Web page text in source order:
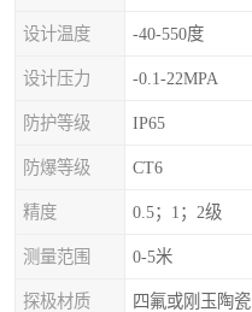
设计温度 -40-550度
设计压力 -0.1-22MPA
防护等级 IP65
防爆等级 CT6
精度 0.5；1；2级
测量范围 0-5米
探极材质 四氟或刚玉陶瓷